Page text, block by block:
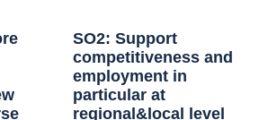
SO2: Support
competitiveness and
employment in
particular at
regional&local level